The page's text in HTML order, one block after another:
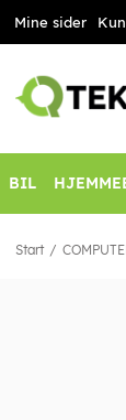
Mine sider
BIL
Start